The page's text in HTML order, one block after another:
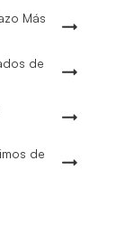
Más
de
de